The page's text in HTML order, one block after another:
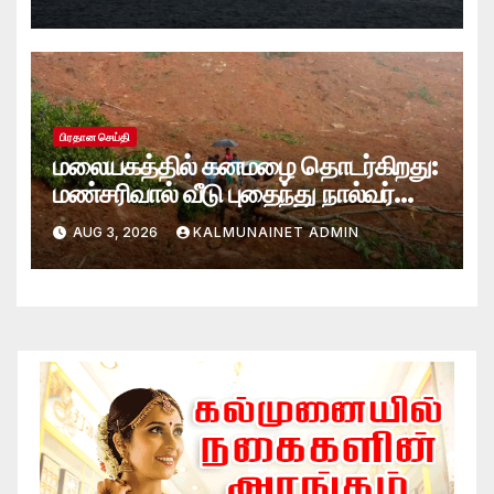
ஸ்காட் பெசென்ட்!
பிரதான செய்தி
மலையகத்தில் கனமழை தொடர்கிறது:
மண்சரிவால் வீடு புதைந்து நால்வர்
மாயம்
AUG 3, 2026 KALMUNAINET ADMIN